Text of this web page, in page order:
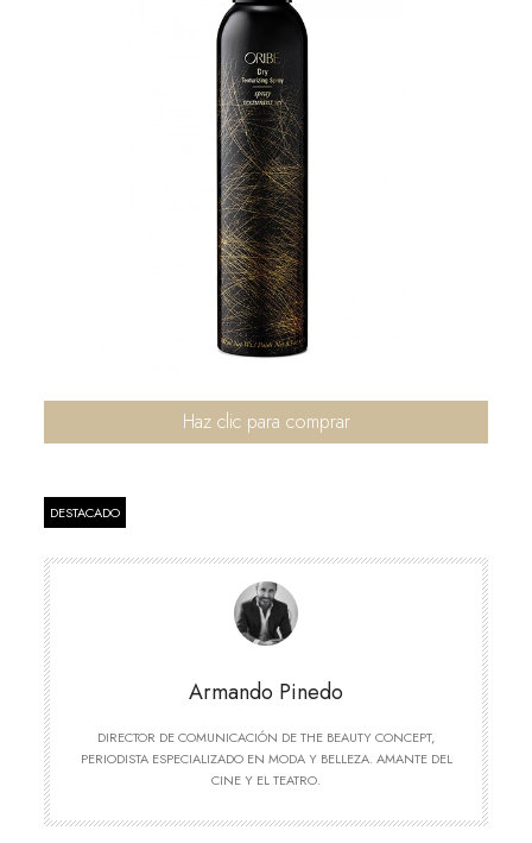
Haz clic para comprar
DESTACADO
Armando Pinedo
DIRECTOR DE COMUNICACIÓN DE THE BEAUTY CONCEPT,
PERIODISTA ESPECIALIZADO EN MODA Y BELLEZA. AMANTE DEL
CINE Y EL TEATRO.